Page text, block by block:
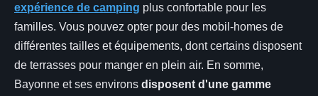
expérience de camping plus confortable pour les
familles. Vous pouvez opter pour des mobil-homes de
différentes tailles et équipements, dont certains disposent
de terrasses pour manger en plein air. En somme,
Bayonne et ses environs disposent d'une gamme